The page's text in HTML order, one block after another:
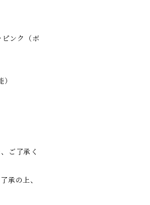
ンク（ボ
ご了承く
承の上、